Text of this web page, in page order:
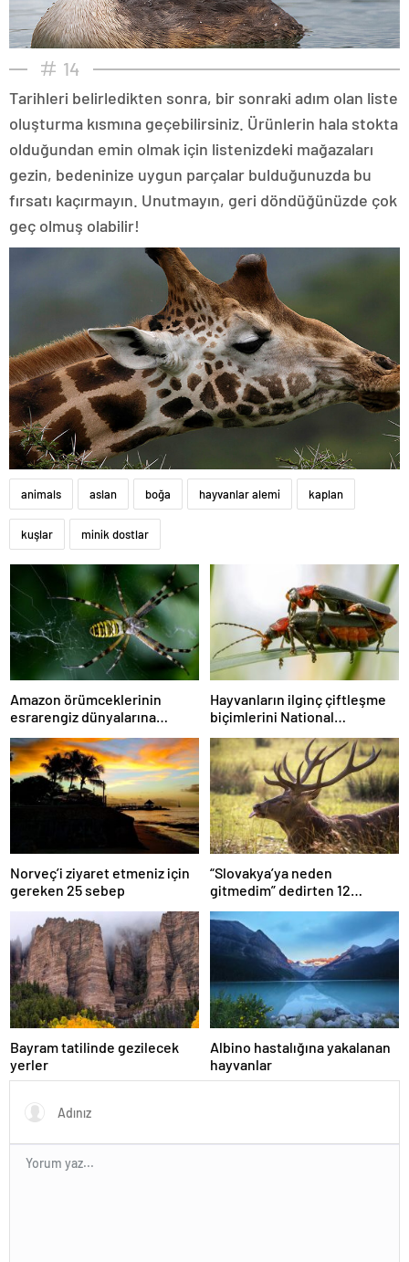
14
Tarihleri belirledikten sonra, bir sonraki adım olan liste
oluşturma kısmına geçebilirsiniz. Ürünlerin hala stokta
olduğundan emin olmak için listenizdeki mağazaları
gezin, bedeninize uygun parçalar bulduğunuzda bu
fırsatı kaçırmayın. Unutmayın, geri döndüğünüzde çok
geç olmuş olabilir!
animals aslan boğa hayvanlar alemi kaplan
kuşlar minik dostlar
Amazon örümceklerinin
esrarengiz dünyalarına
gitmeye hazır olun.
Hayvanların ilginç çiftleşme
biçimlerini National
Geographic görüntüledi.
Norveç’i ziyaret etmeniz için
gereken 25 sebep
“Slovakya’ya neden
gitmedim” dedirten 12
fotoğraf
Bayram tatilinde gezilecek
yerler
Albino hastalığına yakalanan
hayvanlar